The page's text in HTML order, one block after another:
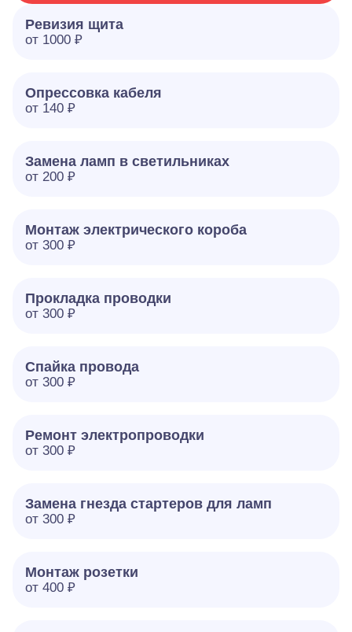
Ревизия щита
от 1000 ₽
Опрессовка кабеля
от 140 ₽
Замена ламп в светильниках
от 200 ₽
Монтаж электрического короба
от 300 ₽
Прокладка проводки
от 300 ₽
Спайка провода
от 300 ₽
Ремонт электропроводки
от 300 ₽
Замена гнезда стартеров для ламп
от 300 ₽
Монтаж розетки
от 400 ₽